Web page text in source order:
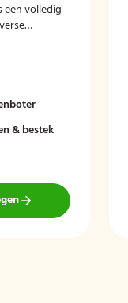
een volledig
en
buffet biedt
dierlijke
die
& bestek